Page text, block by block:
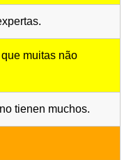
muitas não
tienen muchos.